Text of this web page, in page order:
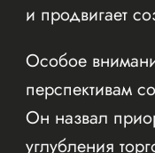
и продвигает
Особое
перспективам
Он назвал
углубления